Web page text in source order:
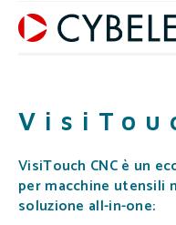
VisiTouch CNC è un
per macchine utensili
soluzione all-in-one: